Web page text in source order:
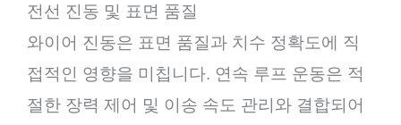
전선 진동 및 표면 품질
와이어 진동은 표면 품질과 치수 정확도에 직
접적인 영향을 미칩니다. 연속 루프 운동은 적
절한 장력 제어 및 이송 속도 관리와 결합되어